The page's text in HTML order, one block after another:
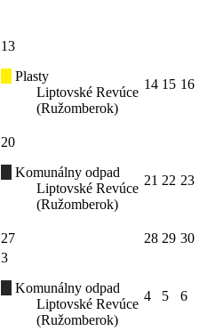
13
Plasty
Liptovské Revúce
(Ružomberok)
14 15 16
20
Komunálny odpad
Liptovské Revúce
(Ružomberok)
21 22 23
27 28 29 30
3
Komunálny odpad
Liptovské Revúce
(Ružomberok)
4 5 6